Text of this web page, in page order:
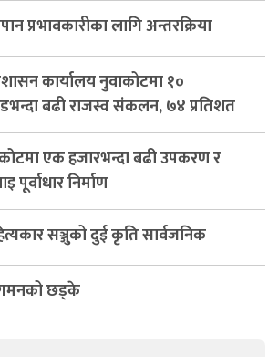
प्रभावकारीका लागि अन्तरक्रिया
कार्यालय नुवाकोटमा १०
बढी राजस्व संकलन, ७४ प्रतिशत
फर्छयौट
एक हजारभन्दा बढी उपकरण र
पूर्वाधार निर्माण
सञ्जुको दुई कृति सार्वजनिक
छड्के